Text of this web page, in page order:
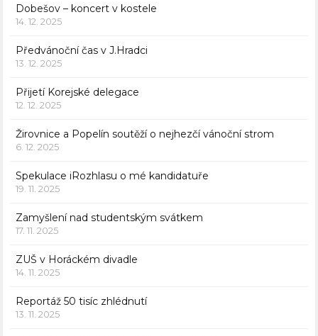
Dobešov – koncert v kostele
14. 12. 2025
Předvánoční čas v J.Hradci
13. 12. 2025
Přijetí Korejské delegace
12. 12. 2025
Žirovnice a Popelín soutěží o nejhezčí vánoční strom
6. 12. 2025
Spekulace iRozhlasu o mé kandidatuře
19. 11. 2025
Zamyšlení nad studentským svátkem
17. 11. 2025
ZUŠ v Horáckém divadle
14. 11. 2025
Reportáž 50 tisíc zhlédnutí
13. 11. 2025